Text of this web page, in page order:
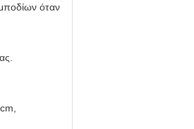
όταν